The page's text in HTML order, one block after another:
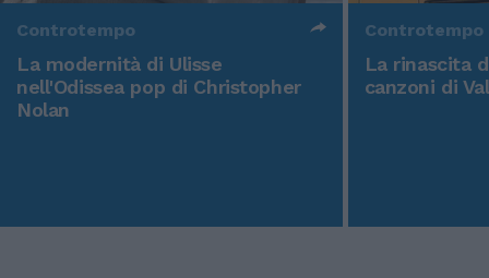
Controtempo
La modernità di Ulisse
nell'Odissea pop di Christopher
Nolan
Controtempo
La rinascita
canzoni di